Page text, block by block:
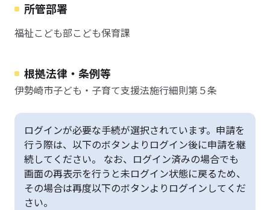
所管部署
福祉こども部こども保育課
根拠法律・条例等
伊勢崎市子ども・子育て支援法施行細則第５条
ログインが必要な手続が選択されています。申請を
行う際は、以下のボタンよりログイン後に申請を継
続してください。 なお、ログイン済みの場合でも
画面の再表示を行うと未ログイン状態に戻るため、
その場合は再度以下のボタンよりログインしてくだ
さい。